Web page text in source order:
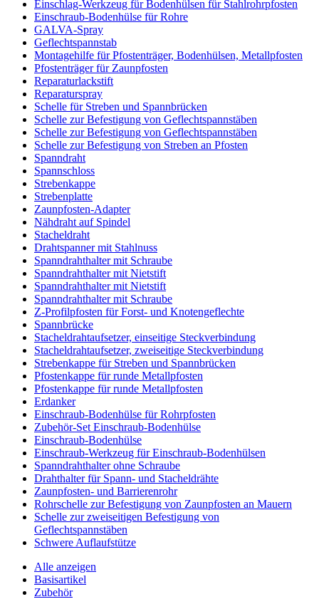
Einschlag-Werkzeug für Bodenhülsen für Stahlrohrpfosten
Einschraub-Bodenhülse für Rohre
GALVA-Spray
Geflechtspannstab
Montagehilfe für Pfostenträger, Bodenhülsen, Metallpfosten
Pfostenträger für Zaunpfosten
Reparaturlackstift
Reparaturspray
Schelle für Streben und Spannbrücken
Schelle zur Befestigung von Geflechtspannstäben
Schelle zur Befestigung von Geflechtspannstäben
Schelle zur Befestigung von Streben an Pfosten
Spanndraht
Spannschloss
Strebenkappe
Strebenplatte
Zaunpfosten-Adapter
Nähdraht auf Spindel
Stacheldraht
Drahtspanner mit Stahlnuss
Spanndrahthalter mit Schraube
Spanndrahthalter mit Nietstift
Spanndrahthalter mit Nietstift
Spanndrahthalter mit Schraube
Z-Profilpfosten für Forst- und Knotengeflechte
Spannbrücke
Stacheldrahtaufsetzer, einseitige Steckverbindung
Stacheldrahtaufsetzer, zweiseitige Steckverbindung
Strebenkappe für Streben und Spannbrücken
Pfostenkappe für runde Metallpfosten
Pfostenkappe für runde Metallpfosten
Erdanker
Einschraub-Bodenhülse für Rohrpfosten
Zubehör-Set Einschraub-Bodenhülse
Einschraub-Bodenhülse
Einschraub-Werkzeug für Einschraub-Bodenhülsen
Spanndrahthalter ohne Schraube
Drahthalter für Spann- und Stacheldrähte
Zaunpfosten- und Barrierenrohr
Rohrschelle zur Befestigung von Zaunpfosten an Mauern
Schelle zur zweiseitigen Befestigung von
Geflechtspannstäben
Schwere Auflaufstütze
Alle anzeigen
Basisartikel
Zubehör